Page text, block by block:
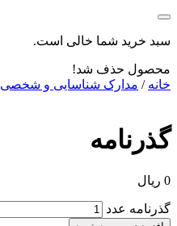
سبد خرید شما خالی است.
محصول حذف شد!
خانه / مدارک شناسایی و شخصی
گذرنامه
0 ریال
گذرنامه عدد